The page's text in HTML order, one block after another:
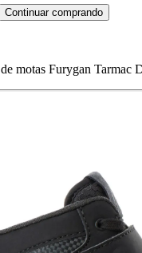
Continuar comprando
motas Furygan Tarmac